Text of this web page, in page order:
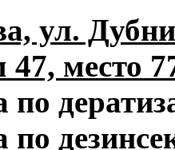
ул.
место
по
по